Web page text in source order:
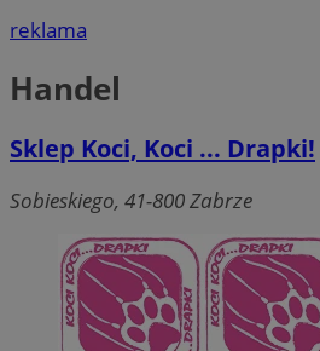
reklama
Handel
Sklep Koci, Koci ... Drapki!
Sobieskiego, 41-800 Zabrze